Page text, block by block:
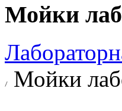
Мойки
Мойки